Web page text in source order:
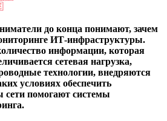
до конца понимают, зачем
ИТ-инфраструктуры.
информации, которая
сетевая нагрузка,
технологии, внедряются
условиях обеспечить
сети помогают системы